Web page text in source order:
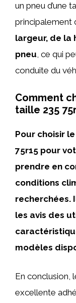
un pneu d’une
principalement
largeur, de la
pneu, ce qui
conduite du
Comment
taille 235
Pour choisir
75r15 pour
prendre en
conditions
recherchées.
les avis des
modèles
En conclusion,
excellente